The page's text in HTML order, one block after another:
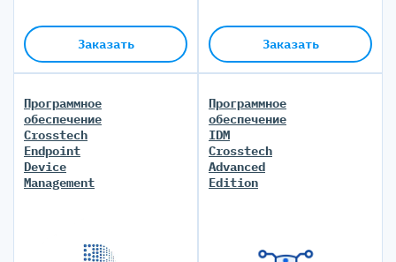
Заказать
конфиденциальной
информацииЗаказать
Программное
обеспечение
Crosstech
Endpoint
Device
Management
Программное
обеспечение
IDM
Crosstech
Advanced
Edition